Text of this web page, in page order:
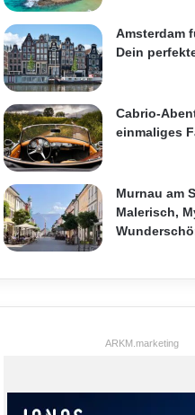
Amsterdam
Dein
Cabrio-
einmaliges
Murnau am
Malerisch,
ARKM.marketing